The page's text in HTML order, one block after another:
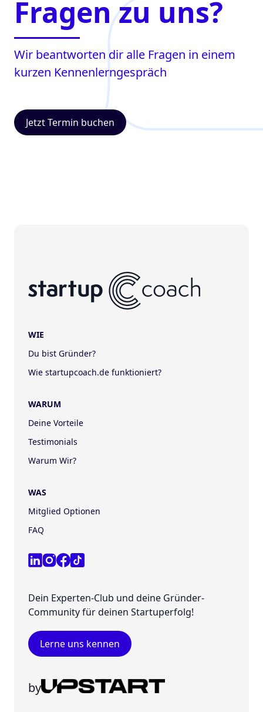
Fragen zu uns?
Wir beantworten dir alle Fragen in einem
kurzen Kennenlerngespräch
Jetzt Termin buchen
WIE
Du bist Gründer?
Wie startupcoach.de funktioniert?
WARUM
Deine Vorteile
Testimonials
Warum Wir?
WAS
Mitglied Optionen
FAQ
Dein Experten-Club und deine Gründer-
Community für deinen Startuperfolg!
Lerne uns kennen
by